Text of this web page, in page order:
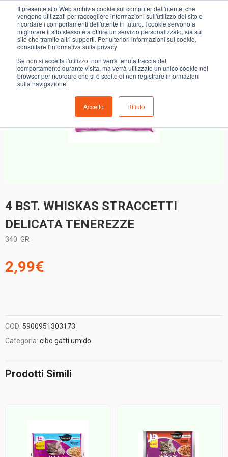
Il presente sito Web archivia cookie sul computer dell'utente, che
vengono utilizzati per raccogliere informazioni sull'utilizzo del sito e
ricordare i comportamenti dell'utente in futuro. I cookie servono a
migliorare il sito stesso e a offrire un servizio personalizzato, sia sul
sito che tramite altri supporti. Per ulteriori informazioni sui cookie,
consultare l'informativa sulla privacy
Se non si accetta l'utilizzo, non verrà tenuta traccia del
comportamento durante visita, ma verrà utilizzato un unico cookie nel
browser per ricordare che si è scelto di non registrare informazioni
sulla navigazione.
Accetto Rifiuto
4 BST. WHISKAS STRACCETTI DELICATA TENEREZZE
4 BST. WHISKAS STRACCETTI
DELICATA TENEREZZE
340 GR
2,99€
COD: 5900951303173
Categoria: cibo gatti umido
Prodotti Simili